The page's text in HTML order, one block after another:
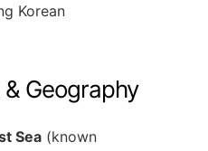
Korean
Geography
Sea (known